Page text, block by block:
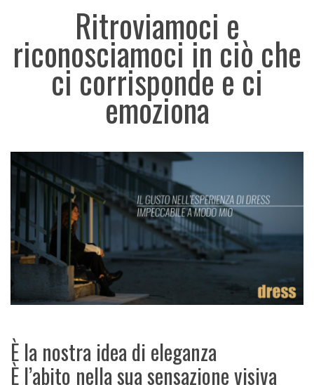
Ritroviamoci e
riconosciamoci in ciò che
ci corrisponde e ci
emoziona
È la nostra idea di eleganza
È l’abito nella sua sensazione visiva